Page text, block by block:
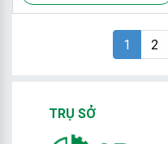
1 2
TRỤ SỞ